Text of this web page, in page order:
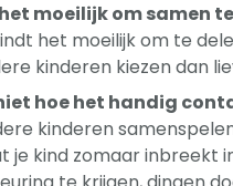
moeilijk om samen
het moeilijk om te
kinderen kiezen dan
hoe het handig
kinderen
je kind zomaar inbreekt